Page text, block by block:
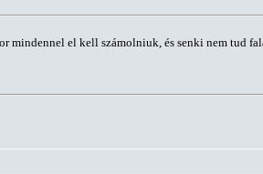
el kell számolniuk, és senki nem tud